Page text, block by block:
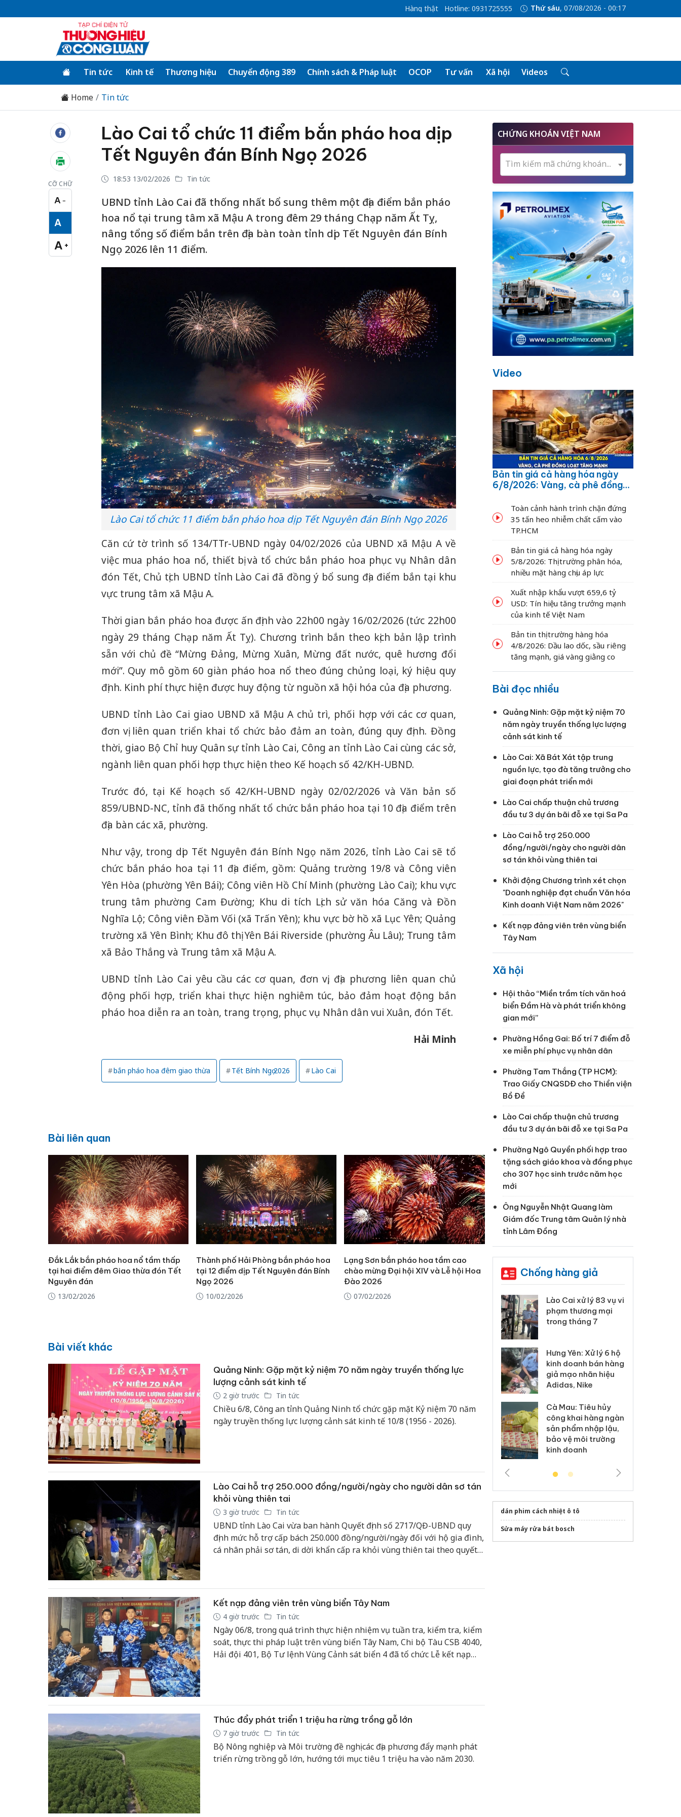
Hàng thật Hotline: 0931725555 Thứ sáu, 07/08/2026 - 00:17
Tin tức Kinh tế Thương hiệu Chuyển động 389 Chính sách & Pháp luật OCOP Tư vấn Xã hội Videos
Home Tin tức
CỠ CHỮ
A −
Cỡ chữ nhỏ
A
Cỡ chữ vừa
A +
Cỡ chữ lớn
Lào Cai tổ chức 11 điểm bắn pháo hoa dịp
Tết Nguyên đán Bính Ngọ 2026
18:53 13/02/2026 Tin tức
UBND tỉnh Lào Cai đã thống nhất bổ sung thêm một địa điểm bắn pháo
hoa nổ tại trung tâm xã Mậu A trong đêm 29 tháng Chạp năm Ất Tỵ,
nâng tổng số điểm bắn trên địa bàn toàn tỉnh dịp Tết Nguyên đán Bính
Ngọ 2026 lên 11 điểm.
Lào Cai tổ chức 11 điểm bắn pháo hoa dịp Tết Nguyên đán Bính Ngọ 2026
Căn cứ tờ trình số 134/TTr-UBND ngày 04/02/2026 của UBND xã Mậu A về
việc mua pháo hoa nổ, thiết bị và tổ chức bắn pháo hoa phục vụ Nhân dân
đón Tết, Chủ tịch UBND tỉnh Lào Cai đã đồng ý bổ sung địa điểm bắn tại khu
vực trung tâm xã Mậu A.
Thời gian bắn pháo hoa được ấn định vào 22h00 ngày 16/02/2026 (tức 22h00
ngày 29 tháng Chạp năm Ất Tỵ). Chương trình bắn theo kịch bản lập trình
sẵn với chủ đề “Mừng Đảng, Mừng Xuân, Mừng đất nước, quê hương đổi
mới”. Quy mô gồm 60 giàn pháo hoa nổ theo đúng chủng loại, ký hiệu quy
định. Kinh phí thực hiện được huy động từ nguồn xã hội hóa của địa phương.
UBND tỉnh Lào Cai giao UBND xã Mậu A chủ trì, phối hợp với các cơ quan,
đơn vị liên quan triển khai tổ chức bảo đảm an toàn, đúng quy định. Đồng
thời, giao Bộ Chỉ huy Quân sự tỉnh Lào Cai, Công an tỉnh Lào Cai cùng các sở,
ngành liên quan phối hợp thực hiện theo Kế hoạch số 42/KH-UBND.
Trước đó, tại Kế hoạch số 42/KH-UBND ngày 02/02/2026 và Văn bản số
859/UBND-NC, tỉnh đã thống nhất tổ chức bắn pháo hoa tại 10 địa điểm trên
địa bàn các xã, phường.
Như vậy, trong dịp Tết Nguyên đán Bính Ngọ năm 2026, tỉnh Lào Cai sẽ tổ
chức bắn pháo hoa tại 11 địa điểm, gồm: Quảng trường 19/8 và Công viên
Yên Hòa (phường Yên Bái); Công viên Hồ Chí Minh (phường Lào Cai); khu vực
trung tâm phường Cam Đường; Khu di tích Lịch sử văn hóa Căng và Đồn
Nghĩa Lộ; Công viên Đầm Vối (xã Trấn Yên); khu vực bờ hồ xã Lục Yên; Quảng
trường xã Yên Bình; Khu đô thị Yên Bái Riverside (phường Âu Lâu); Trung tâm
xã Bảo Thắng và Trung tâm xã Mậu A.
UBND tỉnh Lào Cai yêu cầu các cơ quan, đơn vị, địa phương liên quan chủ
động phối hợp, triển khai thực hiện nghiêm túc, bảo đảm hoạt động bắn
pháo hoa diễn ra an toàn, trang trọng, phục vụ Nhân dân vui Xuân, đón Tết.
Hải Minh
bắn pháo hoa đêm giao thừa Tết Bính Ngọ 2026 Lào Cai
Bài liên quan
Đắk Lắk bắn pháo hoa nổ tầm thấp
tại hai điểm đêm Giao thừa đón Tết
Nguyên đán
13/02/2026
Thành phố Hải Phòng bắn pháo hoa
tại 12 điểm dịp Tết Nguyên đán Bính
Ngọ 2026
10/02/2026
Lạng Sơn bắn pháo hoa tầm cao
chào mừng Đại hội XIV và Lễ hội Hoa
Đào 2026
07/02/2026
Bài viết khác
Quảng Ninh: Gặp mặt kỷ niệm 70 năm ngày truyền thống lực
lượng cảnh sát kinh tế
2 giờ trước Tin tức
Chiều 6/8, Công an tỉnh Quảng Ninh tổ chức gặp mặt Kỷ niệm 70 năm
ngày truyền thống lực lượng cảnh sát kinh tế 10/8 (1956 - 2026).
Lào Cai hỗ trợ 250.000 đồng/người/ngày cho người dân sơ tán
khỏi vùng thiên tai
3 giờ trước Tin tức
UBND tỉnh Lào Cai vừa ban hành Quyết định số 2717/QĐ-UBND quy
định mức hỗ trợ cấp bách 250.000 đồng/người/ngày đối với hộ gia đình,
cá nhân phải sơ tán, di dời khẩn cấp ra khỏi vùng thiên tai theo quyết
Kết nạp đảng viên trên vùng biển Tây Nam
4 giờ trước Tin tức
Ngày 06/8, trong quá trình thực hiện nhiệm vụ tuần tra, kiểm tra, kiểm
soát, thực thi pháp luật trên vùng biển Tây Nam, Chi bộ Tàu CSB 4040,
Hải đội 401, Bộ Tư lệnh Vùng Cảnh sát biển 4 đã tổ chức Lễ kết nạp
Thúc đẩy phát triển 1 triệu ha rừng trồng gỗ lớn
7 giờ trước Tin tức
Bộ Nông nghiệp và Môi trường đề nghị các địa phương đẩy mạnh phát
triển rừng trồng gỗ lớn, hướng tới mục tiêu 1 triệu ha vào năm 2030.
CHỨNG KHOÁN VIỆT NAM
Tìm kiếm mã chứng khoán...
Video
Bản tin giá cả hàng hóa ngày
6/8/2026: Vàng, cà phê đồng
Toàn cảnh hành trình chặn đứng
35 tấn heo nhiễm chất cấm vào
TP.HCM
Bản tin giá cả hàng hóa ngày
5/8/2026: Thị trường phân hóa,
nhiều mặt hàng chịu áp lực
Xuất nhập khẩu vượt 659,6 tỷ
USD: Tín hiệu tăng trưởng mạnh
của kinh tế Việt Nam
Bản tin thị trường hàng hóa
4/8/2026: Dầu lao dốc, sầu riêng
tăng mạnh, giá vàng giằng co
Bài đọc nhiều
Quảng Ninh: Gặp mặt kỷ niệm 70
năm ngày truyền thống lực lượng
cảnh sát kinh tế
Lào Cai: Xã Bát Xát tập trung
nguồn lực, tạo đà tăng trưởng cho
giai đoạn phát triển mới
Lào Cai chấp thuận chủ trương
đầu tư 3 dự án bãi đỗ xe tại Sa Pa
Lào Cai hỗ trợ 250.000
đồng/người/ngày cho người dân
sơ tán khỏi vùng thiên tai
Khởi động Chương trình xét chọn
"Doanh nghiệp đạt chuẩn Văn hóa
Kinh doanh Việt Nam năm 2026"
Kết nạp đảng viên trên vùng biển
Tây Nam
Xã hội
Hội thảo “Miền trầm tích văn hoá
biển Đầm Hà và phát triển không
gian mới”
Phường Hồng Gai: Bố trí 7 điểm đỗ
xe miễn phí phục vụ nhân dân
Phường Tam Thắng (TP HCM):
Trao Giấy CNQSDĐ cho Thiền viện
Bồ Đề
Lào Cai chấp thuận chủ trương
đầu tư 3 dự án bãi đỗ xe tại Sa Pa
Phường Ngô Quyền phối hợp trao
tặng sách giáo khoa và đồng phục
cho 307 học sinh trước năm học
mới
Ông Nguyễn Nhật Quang làm
Giám đốc Trung tâm Quản lý nhà
tỉnh Lâm Đồng
Chống hàng giả
hại trong vụ án buôn
bán bình sữa
An Giang: Đối tượng
chủ mưu đường dây
Lào Cai xử lý 83 vụ vi
phạm thương mại
trong tháng 7
Hưng Yên: Xử lý 6 hộ
kinh doanh bán hàng
giả mạo nhãn hiệu
Adidas, Nike
Cà Mau: Tiêu hủy
công khai hàng ngàn
sản phẩm nhập lậu,
bảo vệ môi trường
kinh doanh
dán phim cách nhiệt ô tô
Sửa máy rửa bát bosch